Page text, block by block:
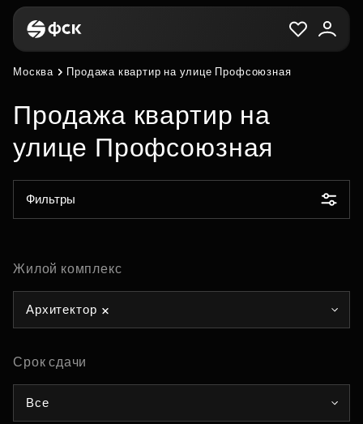
Москва Продажа квартир на улице Профсоюзная
Продажа квартир на
улице Профсоюзная
Фильтры
Жилой комплекс
Архитектор
Срок сдачи
Все